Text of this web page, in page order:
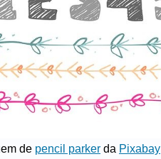
de pencil parker da Pixabay